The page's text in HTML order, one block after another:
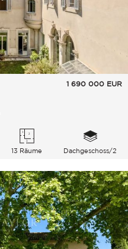
1 690 000 EUR
13 Räume Dachgeschoss/2